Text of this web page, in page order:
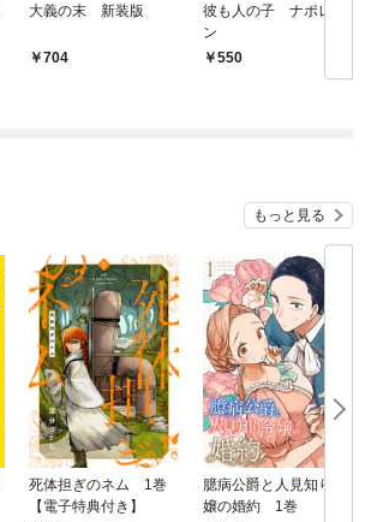
大義の末 新装版
704
彼も人の子 ナポレオ
ン
550
もっと見る
死体担ぎのネム 1巻
【電子特典付き】
臆病公爵と人見知り令
嬢の婚約 1巻